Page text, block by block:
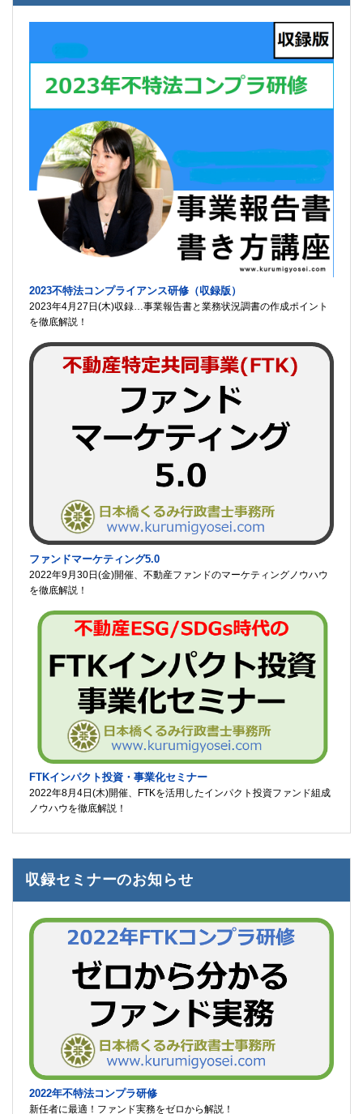
2023不特法コンプライアンス研修（収録版）
2023年4月27日(木)収録…事業報告書と業務状況調書の作成ポイント
を徹底解説！
ファンドマーケティング5.0
2022年9月30日(金)開催、不動産ファンドのマーケティングノウハウ
を徹底解説！
FTKインパクト投資・事業化セミナー
2022年8月4日(木)開催、FTKを活用したインパクト投資ファンド組成
ノウハウを徹底解説！
収録セミナーのお知らせ
2022年不特法コンプラ研修
新任者に最適！ファンド実務をゼロから解説！